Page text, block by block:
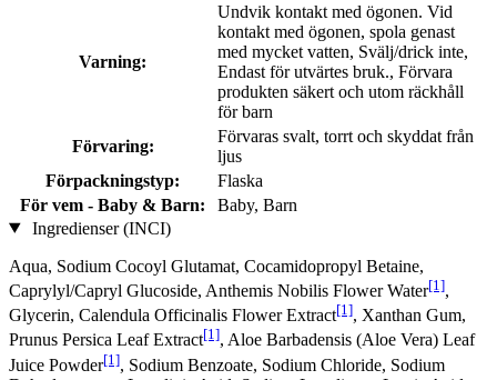
Varning:
Undvik kontakt med ögonen. Vid
kontakt med ögonen, spola genast
med mycket vatten, Svälj/drick inte,
Endast för utvärtes bruk., Förvara
produkten säkert och utom räckhåll
för barn
Förvaring:
Förvaras svalt, torrt och skyddat från
ljus
Förpackningstyp:
Flaska
För vem - Baby & Barn:
Baby, Barn
Ingredienser (INCI)
Aqua, Sodium Cocoyl Glutamat, Cocamidopropyl Betaine,
Caprylyl/Capryl Glucoside, Anthemis Nobilis Flower Water[1],
Glycerin, Calendula Officinalis Flower Extract[1], Xanthan Gum,
Prunus Persica Leaf Extract[1], Aloe Barbadensis (Aloe Vera) Leaf
Juice Powder[1], Sodium Benzoate, Sodium Chloride, Sodium